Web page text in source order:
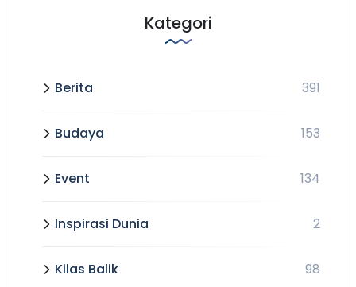
Kategori
Berita 391
Budaya 153
Event 134
Inspirasi Dunia 2
Kilas Balik 98